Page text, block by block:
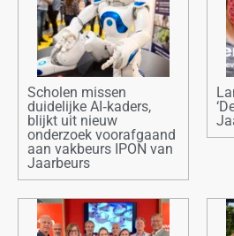
Scholen missen
duidelijke AI‑kaders,
blijkt uit nieuw
onderzoek voorafgaand
aan vakbeurs IPON van
Jaarbeurs